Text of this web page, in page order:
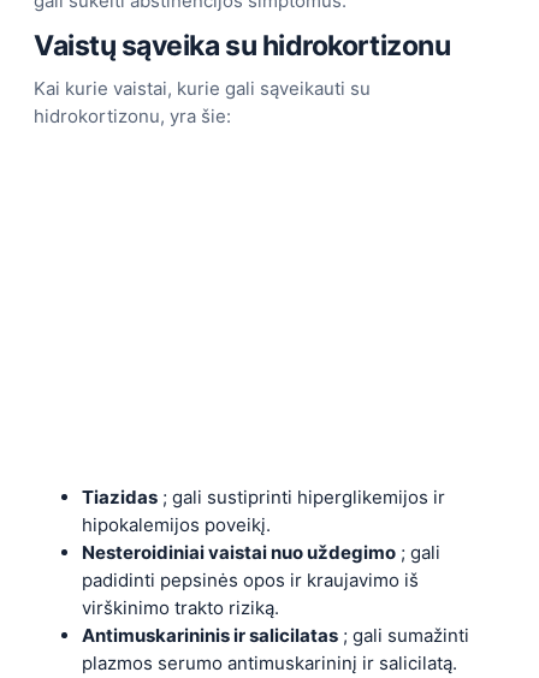
Vaistų sąveika su hidrokortizonu
Kai kurie vaistai, kurie gali sąveikauti su
hidrokortizonu, yra šie:
Tiazidas ; gali sustiprinti hiperglikemijos ir
hipokalemijos poveikį.
Nesteroidiniai vaistai nuo uždegimo ; gali
padidinti pepsinės opos ir kraujavimo iš
virškinimo trakto riziką.
Antimuskarininis ir salicilatas ; gali sumažinti
plazmos serumo antimuskarininį ir salicilatą.